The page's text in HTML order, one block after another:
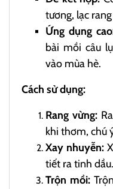
tương, lạc
Ứng dụng
bài mồi câu
vào mùa hè.
Cách sử dụng:
Rang vừng:
khi thơm, chú
Xay nhuyễn:
tiết ra tinh dầu.
Trộn mồi: